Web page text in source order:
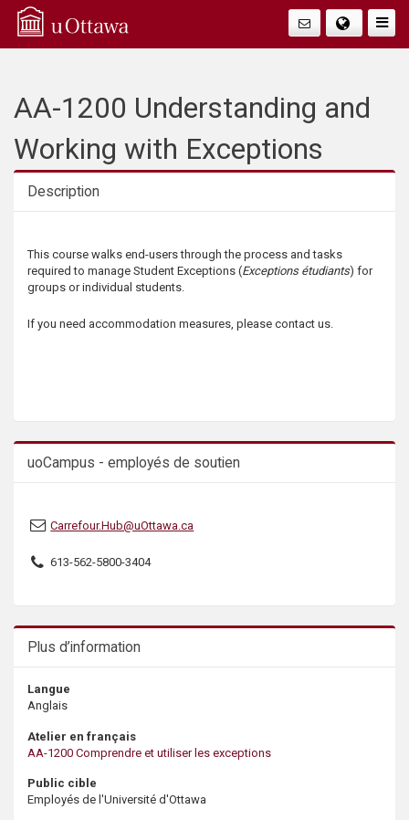
Q
Faire
AA-1200 Understanding and
Working with Exceptions
Description
This course walks end-users through the process and tasks
required to manage Student Exceptions (Exceptions étudiants) for
groups or individual students.
If you need accommodation measures, please contact us.
uoCampus - employés de soutien
Carrefour.Hub@uOttawa.ca
613-562-5800-3404
Plus d’information
Langue
Anglais
Atelier en français
AA-1200 Comprendre et utiliser les exceptions
Public cible
Employés de l'Université d'Ottawa